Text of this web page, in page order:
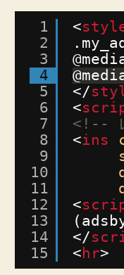
1
2
3
4
5
6
7
8
9
10
11
12
13
14
15
<
</
<
<!--
<ins
<
</
< hr>